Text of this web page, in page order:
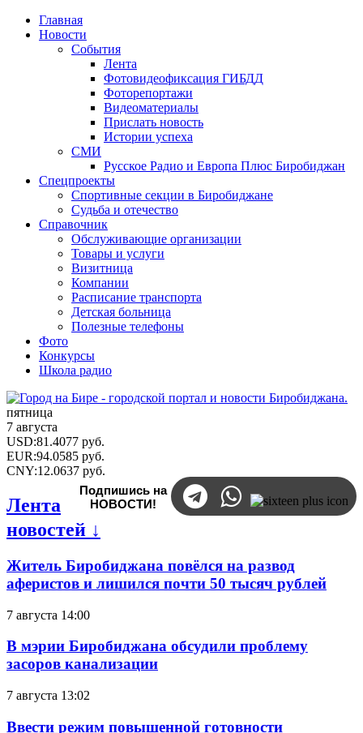
Главная
Новости
События
Лента
Фотовидеофиксация ГИБДД
Фоторепортажи
Видеоматериалы
Прислать новость
Истории успеха
СМИ
Русское Радио и Европа Плюс Биробиджан
Спецпроекты
Спортивные секции в Биробиджане
Судьба и отечество
Справочник
Обслуживающие организации
Товары и услуги
Визитница
Компании
Расписание транспорта
Детская больница
Полезные телефоны
Фото
Конкурсы
Школа радио
пятница
7 августа
USD:81.4077 руб.
EUR:94.0585 руб.
CNY:12.0637 руб.
Подпишись на
НОВОСТИ!
Лента
новостей ↓
Житель Биробиджана повёлся на развод
аферистов и лишился почти 50 тысяч рублей
7 августа 14:00
В мэрии Биробиджана обсудили проблему
засоров канализации
7 августа 13:02
Ввести режим повышенной готовности